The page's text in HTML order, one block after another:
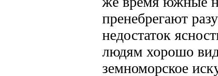
пренебрегают
недостаток
лю­дям хорошо
земноморское